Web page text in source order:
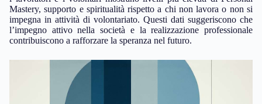
Mastery, supporto e spiritualità rispetto a chi non lavora o non si
impegna in attività di volontariato. Questi dati suggeriscono che
l’impegno attivo nella società e la realizzazione professionale
contribuiscono a rafforzare la speranza nel futuro.